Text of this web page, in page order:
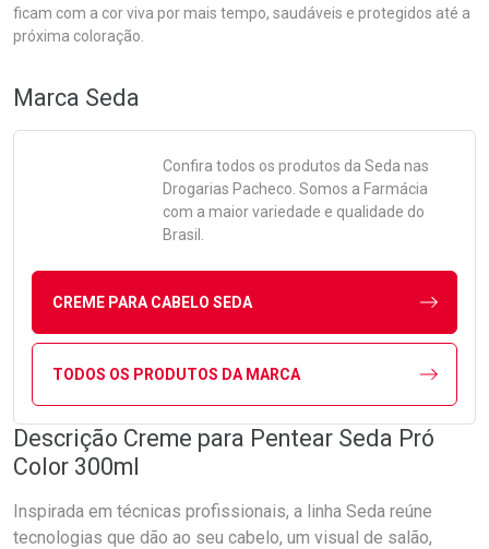
ficam com a cor viva por mais tempo, saudáveis e protegidos até a
próxima coloração.
Marca Seda
Confira todos os produtos da Seda nas
Drogarias Pacheco. Somos a Farmácia
com a maior variedade e qualidade do
Brasil.
CREME PARA CABELO SEDA
TODOS OS PRODUTOS DA MARCA
Descrição Creme para Pentear Seda Pró
Color 300ml
Inspirada em técnicas profissionais, a linha Seda reúne
tecnologias que dão ao seu cabelo, um visual de salão,